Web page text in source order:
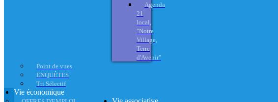
Agenda
21
local,
"Notre
Village,
Terre
d'Avenir"
Point de vues
ENQUÊTES
Tri Sélectif
Vie économique